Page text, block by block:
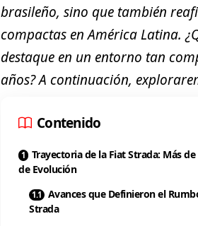
brasileño, sino que también
compactas en América Latina.
destaque en un entorno tan
años? A continuación,
Contenido
Trayectoria de la Fiat Strada: Más de
de Evolución
Avances que Definieron el
Strada